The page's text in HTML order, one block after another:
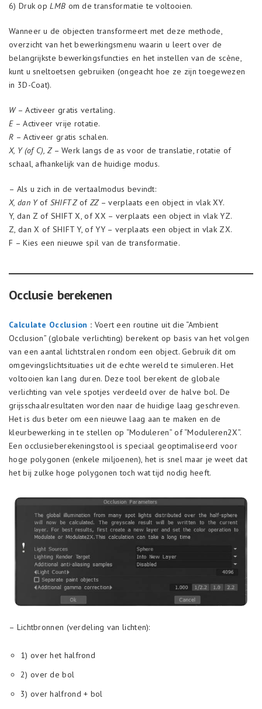
6) Druk opLMB om de transformatie te voltooien.
Wanneer u de objecten transformeert met deze methode,
overzicht van het bewerkingsmenu waarin u leert over de
belangrijkste bewerkingsfuncties en het instellen van de scène,
kunt u sneltoetsen gebruiken (ongeacht hoe ze zijn toegewezen
in 3D-Coat).
W– Activeer gratis vertaling.
E– Activeer vrije rotatie.
R – Activeer gratis schalen.
X, Y (of C), Z– Werk langs de as voor de translatie, rotatie of
schaal, afhankelijk van de huidige modus.
– Als u zich in de vertaalmodus bevindt:
X, dan Yof SHIFT Zof ZZ– verplaats een object in vlak XY.
Y, dan Z of SHIFT X, of XX – verplaats een object in vlak YZ.
Z, dan X of SHIFT Y, of YY – verplaats een object in vlak ZX.
F – Kies een nieuwe spil van de transformatie.
Occlusie berekenen
Calculate Occlusion : Voert een routine uit die “Ambient
Occlusion” (globale verlichting) berekent op basis van het volgen
van een aantal lichtstralen rondom een object. Gebruik dit om
omgevingslichtsituaties uit de echte wereld te simuleren. Het
voltooien kan lang duren. Deze tool berekent de globale
verlichting van vele spotjes verdeeld over de halve bol. De
grijsschaalresultaten worden naar de huidige laag geschreven.
Het is dus beter om een nieuwe laag aan te maken en de
kleurbewerking in te stellen op “Moduleren” of “Moduleren2X”.
Een occlusieberekeningstool is speciaal geoptimaliseerd voor
hoge polygonen (enkele miljoenen), het is snel maar je weet dat
het bij zulke hoge polygonen toch wat tijd nodig heeft.
– Lichtbronnen (verdeling van lichten):
1) over het halfrond
2) over de bol
3) over halfrond + bol